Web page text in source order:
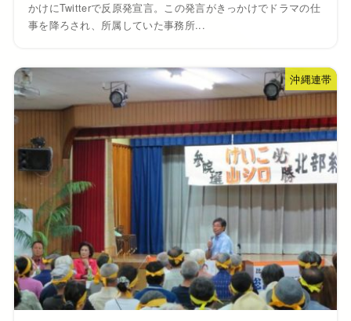
かけにTwitterで反原発宣言。この発言がきっかけでドラマの仕
事を降ろされ、所属していた事務所...
沖縄連帯